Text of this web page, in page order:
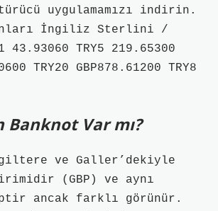
uygulamamızı indirin.
İngiliz Sterlini /
TRY5 219.65300
TRY20 GBP878.61200 TRY8
Banknot Var mı?
ve Galler’dekiyle
(GBP) ve aynı
ancak farklı görünür.